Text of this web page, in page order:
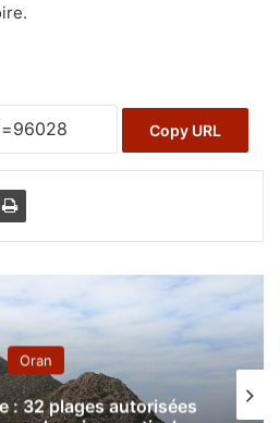
Copy URL
Oran
: 32 plages autorisées